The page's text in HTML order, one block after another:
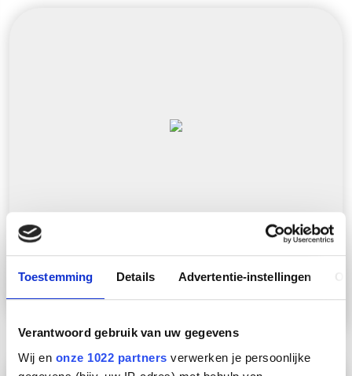
Toestemming Details Advertentie-instellingen
Verantwoord gebruik van uw gegevens
Wij en onze 1022 partners verwerken je persoonlijke
NX0070S RAILPROF. PERF
2x41x21x2,5 L=6